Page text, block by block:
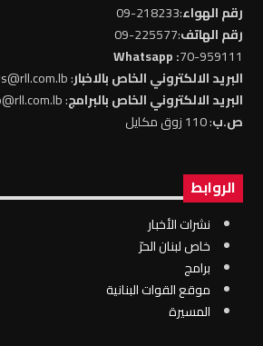
رقم الهواء:218233-09
رقم الهاتف:225577-09
70-959111
: Whatsapp
البريد الالكتروني الخاص بالاخبار: news@rll.com.lb
البريد الالكتروني الخاص بالبرامج: info@rll.com.lb
ص.ب: 110 زوق مكايل
الروابط
نشرات الأخبار
خاص لبنان الحرّ
برامج
موقع القوات البنانية
المسيرة